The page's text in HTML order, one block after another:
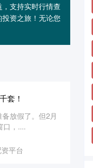
支持实时行情查
资之旅！无论您
套！
放假了。但2月
口，....
平台